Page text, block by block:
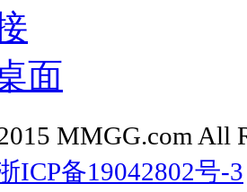
面
MMGG.com All
ICP备19042802号-3